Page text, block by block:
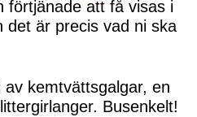
förtjänade att få visas i
det är precis vad ni ska
kemtvättsgalgar, en
Busenkelt!